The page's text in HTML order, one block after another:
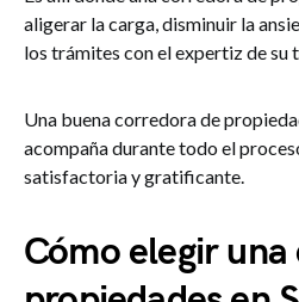
aligerar la carga, disminuir la
los trámites con el expertiz de su
Una buena corredora de
acompaña durante todo el
satisfactoria y gratificante.
Cómo elegir